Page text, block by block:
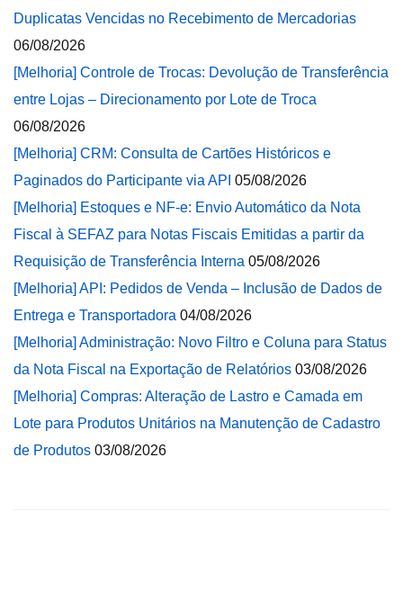
Duplicatas Vencidas no Recebimento de Mercadorias
06/08/2026
[Melhoria] Controle de Trocas: Devolução de Transferência
entre Lojas – Direcionamento por Lote de Troca
06/08/2026
[Melhoria] CRM: Consulta de Cartões Históricos e
Paginados do Participante via API 05/08/2026
[Melhoria] Estoques e NF-e: Envio Automático da Nota
Fiscal à SEFAZ para Notas Fiscais Emitidas a partir da
Requisição de Transferência Interna 05/08/2026
[Melhoria] API: Pedidos de Venda – Inclusão de Dados de
Entrega e Transportadora 04/08/2026
[Melhoria] Administração: Novo Filtro e Coluna para Status
da Nota Fiscal na Exportação de Relatórios 03/08/2026
[Melhoria] Compras: Alteração de Lastro e Camada em
Lote para Produtos Unitários na Manutenção de Cadastro
de Produtos 03/08/2026